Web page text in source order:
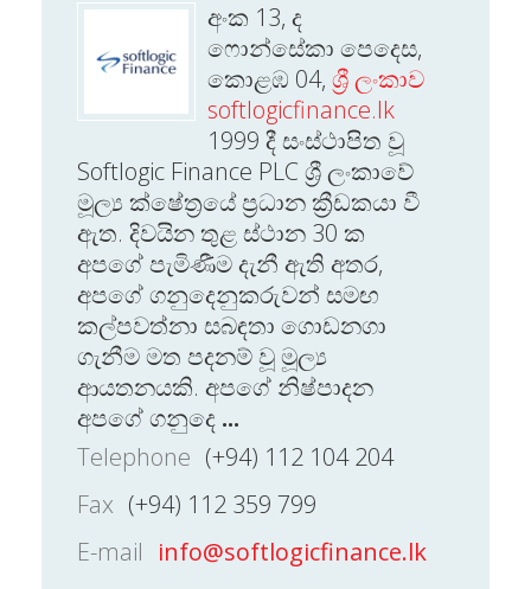
අංක 13, ද
ෆොන්සේකා පෙදෙස,
කොළඹ 04, ශ්‍රී ලංකාව
softlogicfinance.lk
1999 දී සංස්ථාපිත වූ
Softlogic Finance PLC ශ්‍රී ලංකාවේ
මූල්‍ය ක්ෂේත්‍රයේ ප්‍රධාන ක්‍රීඩකයා වී
ඇත. දිවයින තුළ ස්ථාන 30 ක
අපගේ පැමිණීම දැනී ඇති අතර,
අපගේ ගනුදෙනුකරුවන් සමඟ
කල්පවත්නා සබඳතා ගොඩනගා
ගැනීම මත පදනම් වූ මූල්‍ය
ආයතනයකි. අපගේ නිෂ්පාදන
අපගේ ගනුදෙ ...
Telephone (+94) 112 104 204
Fax (+94) 112 359 799
E-mail info@softlogicfinance.lk